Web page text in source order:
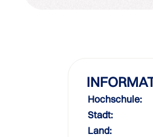
Hochschule:
Stadt:
Land: